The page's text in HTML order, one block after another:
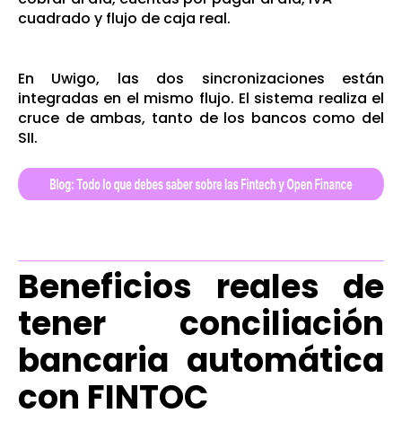
cuadrado y flujo de caja real.
En Uwigo, las dos sincronizaciones están
integradas en el mismo flujo. El sistema realiza el
cruce de ambas, tanto de los bancos como del
SII.
Beneficios reales de
tener conciliación
bancaria automática
con FINTOC